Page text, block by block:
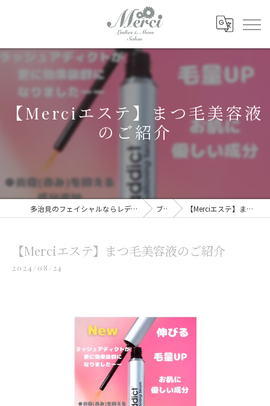
【Merciエステ】まつ毛美容液
のご紹介
多治見のフェイシャルならレディース&メンズサロン Merci ブログ 【Merciエステ】まつ毛美容液のご紹介
【Merciエステ】まつ毛美容液のご紹介
2024/08/24